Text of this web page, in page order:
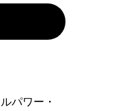
パワー・